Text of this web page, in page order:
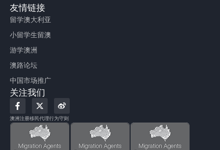
友情链接
留学澳大利亚
小留学生留澳
游学澳洲
澳路论坛
中国市场推广
关注我们
F
a
c
e
X
-
t
w
i
t
W
e
i
b
澳洲注册移民代理行为守则